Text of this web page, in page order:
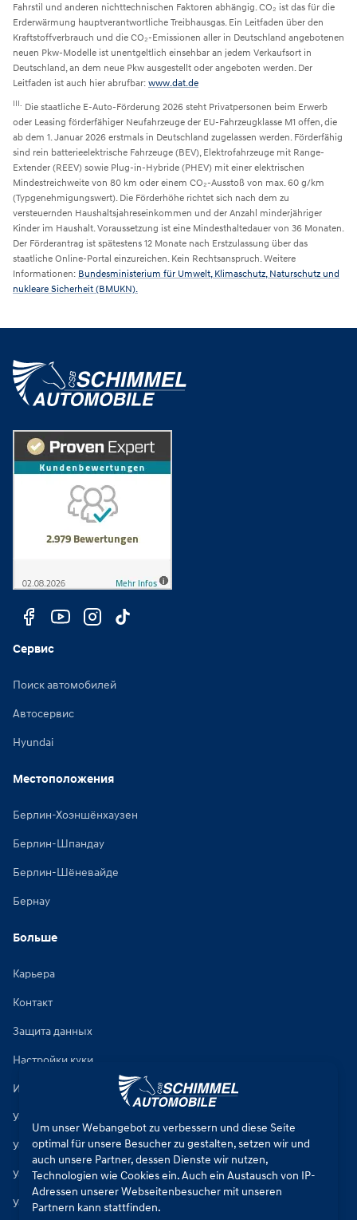
Fahrstil und anderen nichttechnischen Faktoren abhängig. CO₂ ist das für die
Erderwärmung hauptverantwortliche Treibhausgas. Ein Leitfaden über den
Kraftstoffverbrauch und die CO₂-Emissionen aller in Deutschland angebotenen
neuen Pkw-Modelle ist unentgeltlich einsehbar an jedem Verkaufsort in
Deutschland, an dem neue Pkw ausgestellt oder angeboten werden. Der
Leitfaden ist auch hier abrufbar: www.dat.de
III. Die staatliche E-Auto-Förderung 2026 steht Privatpersonen beim Erwerb
oder Leasing förderfähiger Neufahrzeuge der EU-Fahrzeugklasse M1 offen, die
ab dem 1. Januar 2026 erstmals in Deutschland zugelassen werden. Förderfähig
sind rein batterieelektrische Fahrzeuge (BEV), Elektrofahrzeuge mit Range-
Extender (REEV) sowie Plug-in-Hybride (PHEV) mit einer elektrischen
Mindestreichweite von 80 km oder einem CO₂-Ausstoß von max. 60 g/km
(Typgenehmigungswert). Die Förderhöhe richtet sich nach dem zu
versteuernden Haushaltsjahreseinkommen und der Anzahl minderjähriger
Kinder im Haushalt. Voraussetzung ist eine Mindesthaltedauer von 36 Monaten.
Der Förderantrag ist spätestens 12 Monate nach Erstzulassung über das
staatliche Online-Portal einzureichen. Kein Rechtsanspruch. Weitere
Informationen: Bundesministerium für Umwelt, Klimaschutz, Naturschutz und
nukleare Sicherheit (BMUKN).
Сервис
Поиск автомобилей
Автосервис
Hyundai
Местоположения
Берлин-Хоэншёнхаузен
Берлин-Шпандау
Берлин-Шёневайде
Бернау
Больше
Карьера
Контакт
Защита данных
Настройки куки
Импринт
Условия ремонта автомобилей
Условия продажи новых автомобилей
Условия продажи подержанных автомобилей
Условия продажи запчастей
Um unser Webangebot zu verbessern und diese Seite
optimal für unsere Besucher zu gestalten, setzen wir und
auch unsere Partner, dessen Dienste wir nutzen,
Technologien wie Cookies ein. Auch ein Austausch von IP-
Adressen unserer Webseitenbesucher mit unseren
Partnern kann stattfinden.